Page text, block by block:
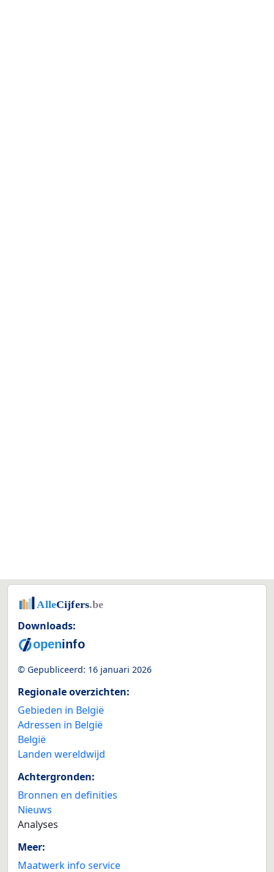
Downloads:
© Gepubliceerd: 16 januari 2026
Regionale overzichten:
Gebieden in België
Adressen in België
België
Landen wereldwijd
Achtergronden:
Bronnen en definities
Nieuws
Analyses
Meer:
Maatwerk info service